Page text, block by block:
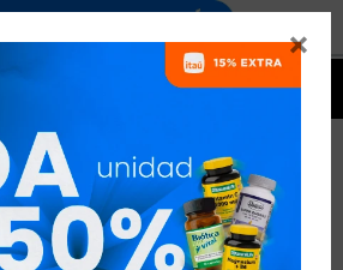

AMINOÁCIDOS
VER TODAS LAS ENTRADAS